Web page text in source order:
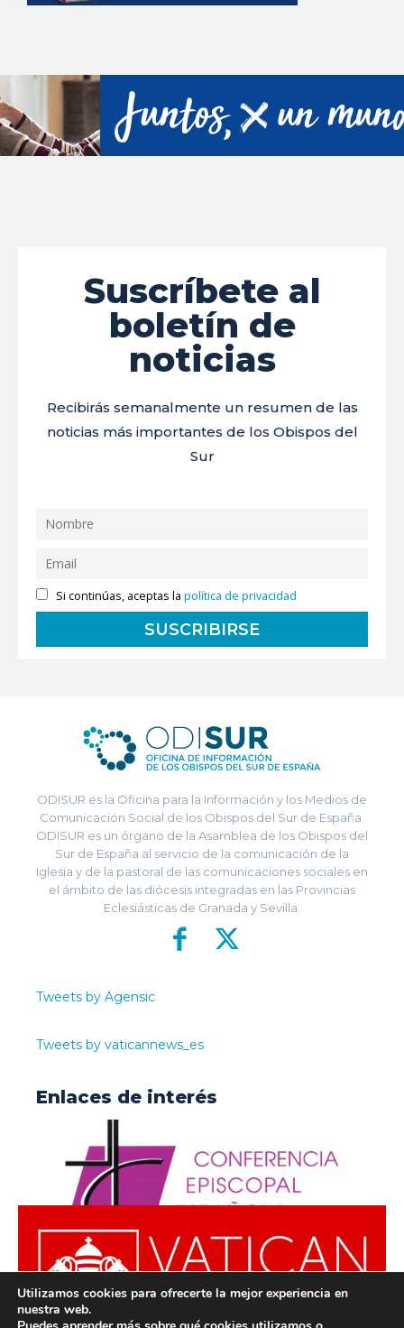
Suscríbete al
boletín de
noticias
Recibirás semanalmente un resumen de las
noticias más importantes de los Obispos del
Sur
Si continúas, aceptas lapolítica de privacidad
ODISUR es la Oficina para la Información y los Medios de
Comunicación Social de los Obispos del Sur de España.
ODISUR es un órgano de la Asamblea de los Obispos del
Sur de España al servicio de la comunicación de la
Iglesia y de la pastoral de las comunicaciones sociales en
el ámbito de las diócesis integradas en las Provincias
Eclesiásticas de Granada y Sevilla.
Tweets by Agensic
Tweets by vaticannews_es
Enlaces de interés
Utilizamos cookies para ofrecerte la mejor experiencia en
nuestra web.